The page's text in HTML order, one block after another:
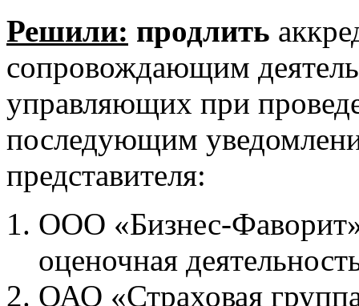
Решили: продлить
сопровождающим
управляющих при
последующим
представителя:
ООО «Бизнес-
оценочная
ОАО «Страховая